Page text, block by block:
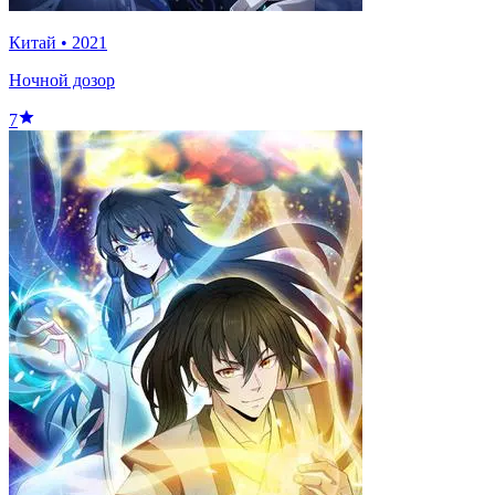
Китай • 2021
Ночной дозор
7